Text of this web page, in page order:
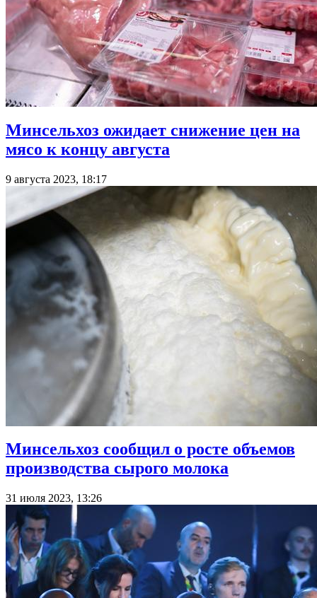
Минсельхоз ожидает снижение цен на
мясо к концу августа
9 августа 2023, 18:17
Минсельхоз сообщил о росте объемов
производства сырого молока
31 июля 2023, 13:26